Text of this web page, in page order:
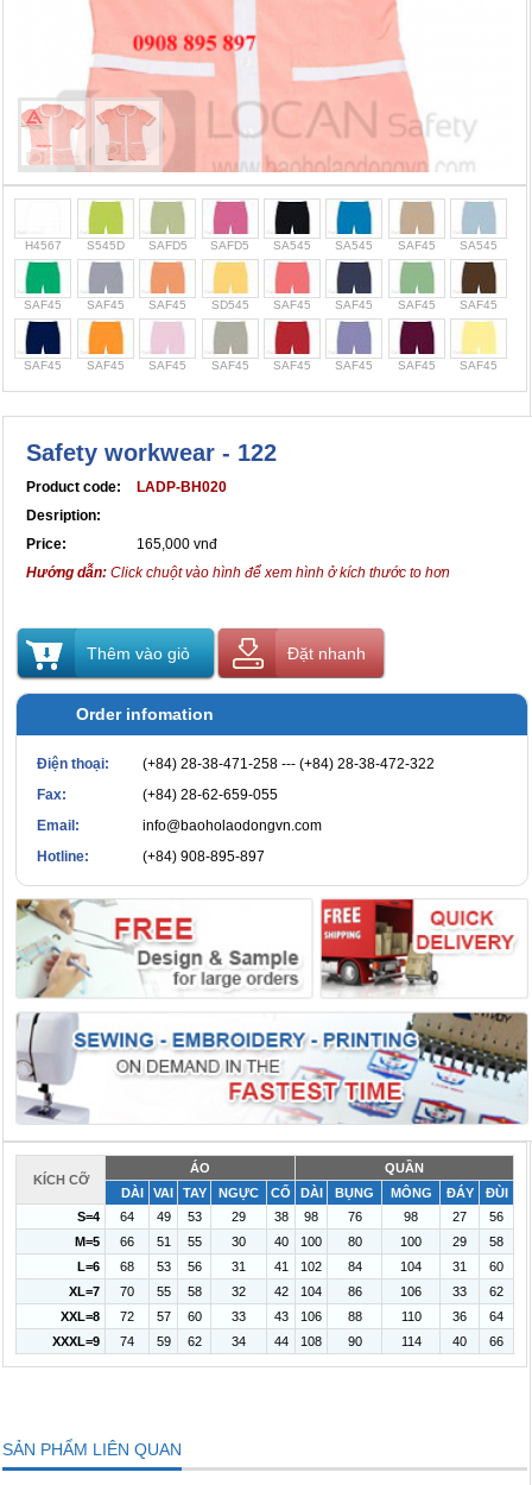
H4567 S545D SAFD5 SAFD5 SA545 SA545 SAF45 SA545
SAF45 SAF45 SAF45 SD545 SAF45 SAF45 SAF45 SAF45
SAF45 SAF45 SAF45 SAF45 SAF45 SAF45 SAF45 SAF45
Safety workwear - 122
Product code:
LADP-BH020
Desription:
Price:
165,000 vnđ
Hướng dẫn: Click chuột vào hình để xem hình ở kích thước to hơn
Thêm vào giỏ Đặt nhanh
Order infomation
Điện thoại:
(+84) 28-38-471-258 --- (+84) 28-38-472-322
Fax:
(+84) 28-62-659-055
Email:
info@baoholaodongvn.com
Hotline:
(+84) 908-895-897
KÍCH CỠ
ÁO
QUẦN
DÀI
VAI TAY NGỰC CỔ DÀI BỤNG MÔNG ĐÁY
ĐÙI
S=4
64 49 53 29 38 98 76 98 27
56
M=5
66 51 55 30 40 100 80 100 29
58
L=6
68 53 56 31 41 102 84 104 31
60
XL=7
70 55 58 32 42 104 86 106 33
62
XXL=8
72 57 60 33 43 106 88 110 36
64
XXXL=9
74 59 62 34 44 108 90 114 40 66
SẢN PHẨM LIÊN QUAN
Cọc giao thông, rào chắn công trình
Bình chữa cháy, cứu hỏa
Chính sách bảo mật thông tin